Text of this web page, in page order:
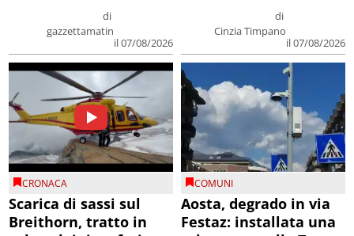
di
gazzettamatin
il 07/08/2026
di
Cinzia Timpano
il 07/08/2026
CRONACA
Scarica di sassi sul
Breithorn, tratto in
COMUNI
Aosta, degrado in via
Festaz: installata una